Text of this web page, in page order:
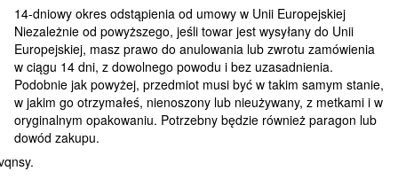
14-dniowy okres odstąpienia od umowy w Unii Europejskiej
Niezależnie od powyższego, jeśli towar jest wysyłany do Unii
Europejskiej, masz prawo do anulowania lub zwrotu zamówienia
w ciągu 14 dni, z dowolnego powodu i bez uzasadnienia.
Podobnie jak powyżej, przedmiot musi być w takim samym stanie,
w jakim go otrzymałeś, nienoszony lub nieużywany, z metkami i w
oryginalnym opakowaniu. Potrzebny będzie również paragon lub
dowód zakupu.